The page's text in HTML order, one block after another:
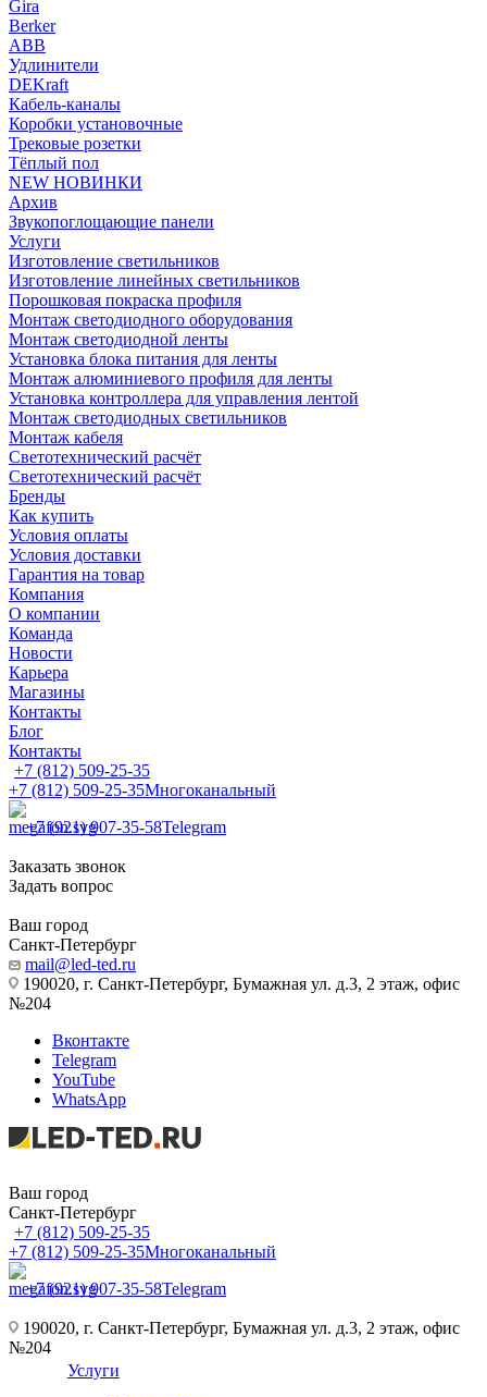
Gira
Berker
ABB
Удлинители
DEKraft
Кабель-каналы
Коробки установочные
Трековые розетки
Тёплый пол
NEW НОВИНКИ
Архив
Звукопоглощающие панели
Услуги
Изготовление светильников
Изготовление линейных светильников
Порошковая покраска профиля
Монтаж светодиодного оборудования
Монтаж светодиодной ленты
Установка блока питания для ленты
Монтаж алюминиевого профиля для ленты
Установка контроллера для управления лентой
Монтаж светодиодных светильников
Монтаж кабеля
Светотехнический расчёт
Светотехнический расчёт
Бренды
Как купить
Условия оплаты
Условия доставки
Гарантия на товар
Компания
О компании
Команда
Новости
Карьера
Магазины
Контакты
Блог
Контакты
+7 (812) 509-25-35
+7 (812) 509-25-35Многоканальный
+7 (921) 907-35-58Telegram
Заказать звонок
Задать вопрос
Ваш город
Санкт-Петербург
mail@led-ted.ru
190020, г. Санкт-Петербург, Бумажная ул. д.3, 2 этаж, офис
№204
Вконтакте
Telegram
YouTube
WhatsApp
Ваш город
Санкт-Петербург
+7 (812) 509-25-35
+7 (812) 509-25-35Многоканальный
+7 (921) 907-35-58Telegram
190020, г. Санкт-Петербург, Бумажная ул. д.3, 2 этаж, офис
№204
Услуги